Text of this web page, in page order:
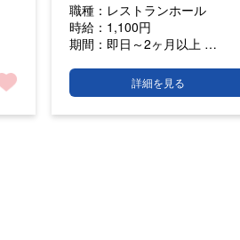
職種： レストランホール
時給： 1,100円
期間：即日～2ヶ月以上 …
詳細を見る